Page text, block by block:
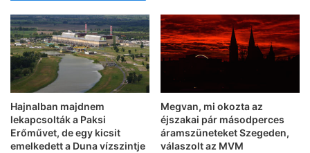
Hajnalban majdnem
lekapcsolták a Paksi
Erőművet, de egy kicsit
emelkedett a Duna vízszintje
Megvan, mi okozta az
éjszakai pár másodperces
áramszüneteket Szegeden,
válaszolt az MVM